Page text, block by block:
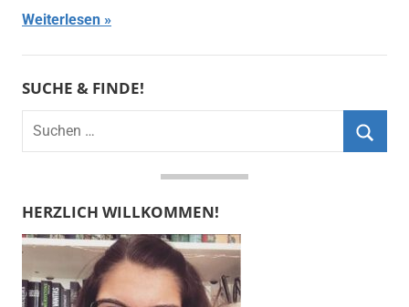
Weiterlesen
SUCHE & FINDE!
Suchen
HERZLICH WILLKOMMEN!